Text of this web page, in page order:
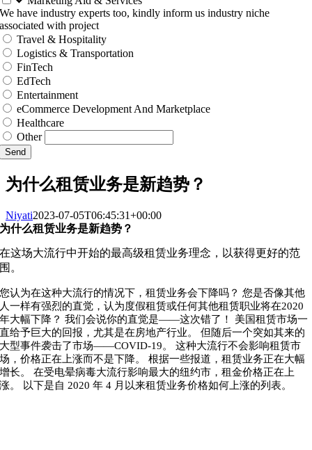
We have industry experts too, kindly inform us industry niche
associated with project
Travel & Hospitality
Logistics & Transportation
FinTech
EdTech
Entertainment
eCommerce Development And Marketplace
Healthcare
Other
Send
为什么租赁业务是新趋势？
Niyati2023-07-05T06:45:31+00:00
为什么租赁业务是新趋势？
在这场大流行中开始的最高级租赁业务理念，以获得更好的范
围。
您认为在这种大流行的情况下，租赁业务会下降吗？ 您是否像其他
人一样有强烈的直觉，认为度假租赁或任何其他租赁职业将在2020
年大幅下降？ 我们会说你的直觉是——这次错了！ 美国租赁市场一
直给予巨大的回报，尤其是在房地产行业。 但随后一个突如其来的
大型事件袭击了市场——COVID-19。 这种大流行不会影响租赁市
场，价格正在上涨而不是下降。 根据一些报道，租赁业务正在大幅
增长。 在受电晕病毒大流行影响最大的纽约市，租金价格正在上
涨。 以下是自 2020 年 4 月以来租赁业务价格如何上涨的列表。